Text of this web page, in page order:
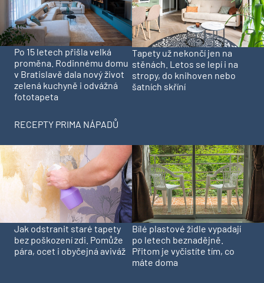
Po 15 letech přišla velká
proměna. Rodinnému domu
v Bratislavě dala nový život
zelená kuchyně i odvážná
fototapeta
Tapety už nekončí jen na
stěnách. Letos se lepí i na
stropy, do knihoven nebo
šatních skříní
RECEPTY PRIMA NÁPADŮ
Jak odstranit staré tapety
bez poškození zdi. Pomůže
pára, ocet i obyčejná aviváž
Bílé plastové židle vypadají
po letech beznadějně.
Přitom je vyčistíte tím, co
máte doma